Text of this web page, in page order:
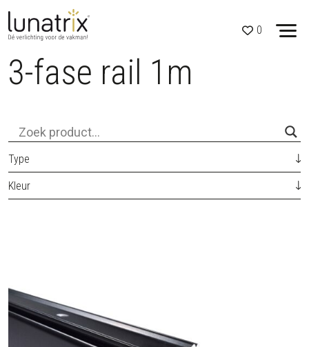
Skip to content
0
3-fase rail 1m
Type
Kleur